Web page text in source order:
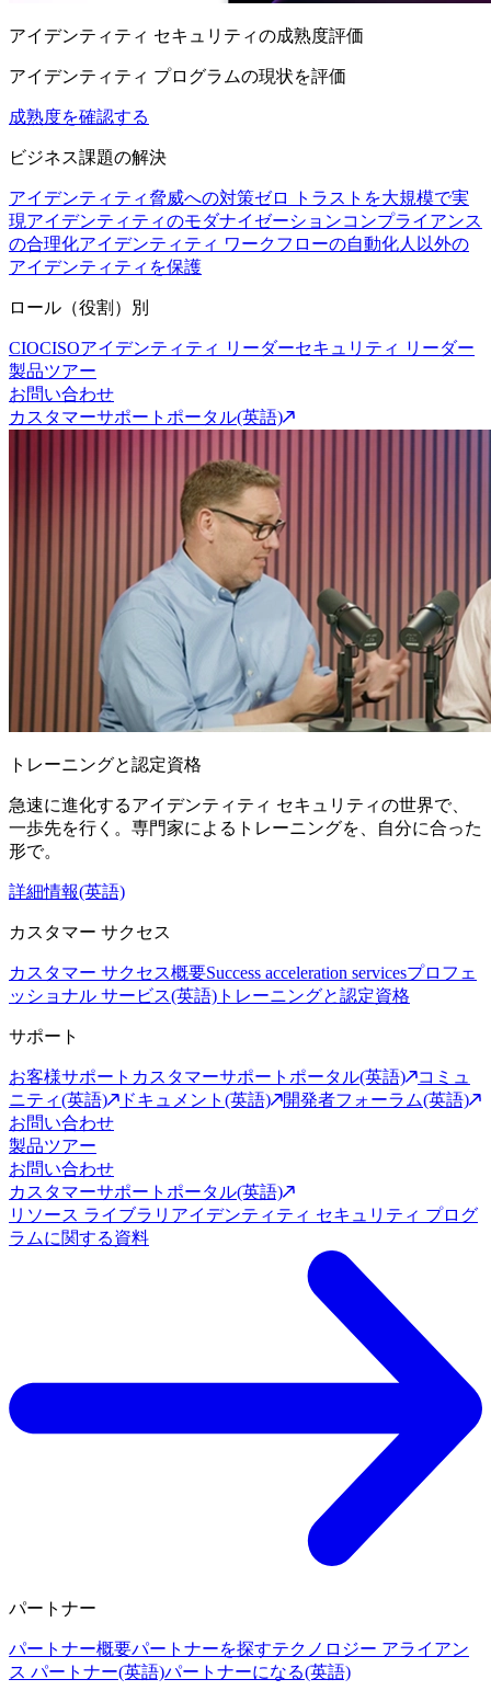
アイデンティティ セキュリティの成熟度評価
アイデンティティ プログラムの現状を評価
成熟度を確認する
ビジネス課題の解決
アイデンティティ脅威への対策ゼロ トラストを大規模で実
現アイデンティティのモダナイゼーションコンプライアンス
の合理化アイデンティティ ワークフローの自動化人以外の
アイデンティティを保護
ロール（役割）別
CIOCISOアイデンティティ リーダーセキュリティ リーダー
製品ツアー
お問い合わせ
カスタマーサポートポータル(英語)
トレーニングと認定資格
急速に進化するアイデンティティ セキュリティの世界で、
一歩先を行く。専門家によるトレーニングを、自分に合った
形で。
詳細情報(英語)
カスタマー サクセス
カスタマー サクセス概要Success acceleration servicesプロフェ
ッショナル サービス(英語) トレーニングと認定資格
サポート
お客様サポート カスタマーサポートポータル(英語)
コミュ
ニティ(英語)
ドキュメント(英語)
開発者フォーラム(英語)
お問い合わせ
製品ツアー
お問い合わせ
カスタマーサポートポータル(英語)
リソース ライブラリ アイデンティティ セキュリティ プログ
ラムに関する資料
パートナー
パートナー概要パートナーを探すテクノロジー アライアン
ス パートナー(英語)パートナーになる(英語)